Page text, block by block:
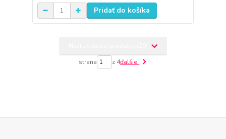
Pridať do košíka
strana z 4ďalšie